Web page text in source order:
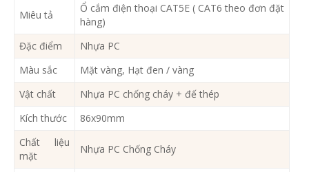
Miêu tả
Ổ cắm điện thoại CAT5E ( CAT6 theo đơn đặt
hàng)
Đặc điểm
Nhựa PC
Màu sắc
Mặt vàng, Hạt đen / vàng
Vật chất
Nhựa PC chống cháy + đế thép
Kích thước
86x90mm
Chất liệu
mặt
Nhựa PC Chống Cháy